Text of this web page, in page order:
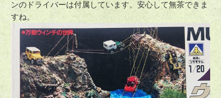
ンのドライバーは付属しています。安心して無茶できま
すね。